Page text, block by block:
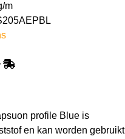
m
profile Blue is
en kan worden gebruikt